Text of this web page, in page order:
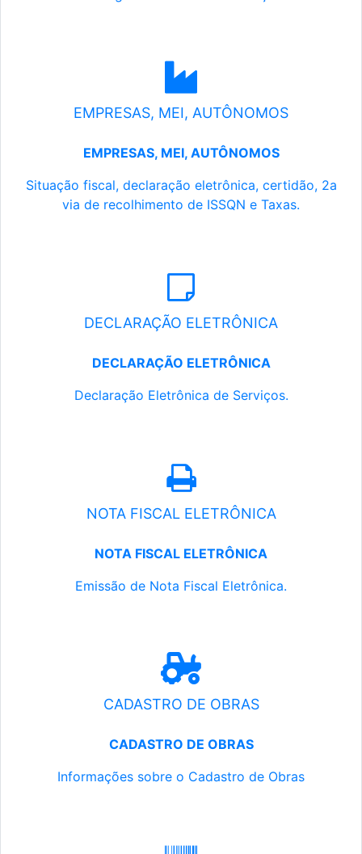
EMPRESAS, MEI, AUTÔNOMOS
EMPRESAS, MEI, AUTÔNOMOS
Situação fiscal, declaração eletrônica, certidão, 2a
via de recolhimento de ISSQN e Taxas.
DECLARAÇÃO ELETRÔNICA
DECLARAÇÃO ELETRÔNICA
Declaração Eletrônica de Serviços.
NOTA FISCAL ELETRÔNICA
NOTA FISCAL ELETRÔNICA
Emissão de Nota Fiscal Eletrônica.
CADASTRO DE OBRAS
CADASTRO DE OBRAS
Informações sobre o Cadastro de Obras